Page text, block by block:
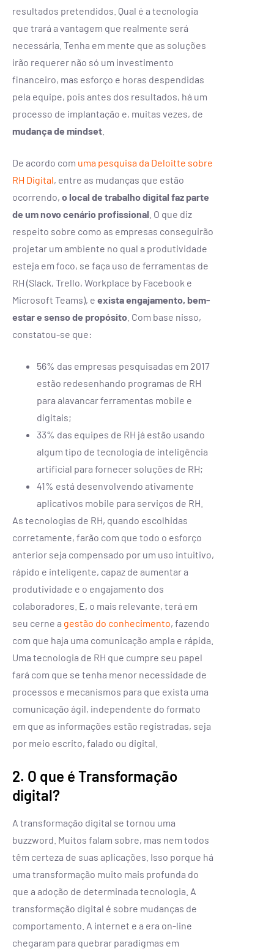
resultados pretendidos. Qual é a tecnologia
que trará a vantagem que realmente será
necessária. Tenha em mente que as soluções
irão requerer não só um investimento
financeiro, mas esforço e horas despendidas
pela equipe, pois antes dos resultados, há um
processo de implantação e, muitas vezes, de
mudança de mindset
De acordo com uma pesquisa da Deloitte sobre
RH Digital, entre as mudanças que estão
ocorrendo, o local de trabalho digital faz parte
de um novo cenário profissional . O que diz
respeito sobre como as empresas conseguirão
projetar um ambiente no qual a produtividade
esteja em foco, se faça uso de ferramentas de
RH (Slack, Trello, Workplace by Facebook e
Microsoft Teams), e exista engajamento, bem-
estar e senso de propósito . Com base nisso,
constatou-se que:
56% das empresas pesquisadas em 2017
estão redesenhando programas de RH
para alavancar ferramentas mobile e
digitais;
33% das equipes de RH já estão usando
algum tipo de tecnologia de inteligência
artificial para fornecer soluções de RH;
41% está desenvolvendo ativamente
aplicativos mobile para serviços de RH.
As tecnologias de RH, quando escolhidas
corretamente, farão com que todo o esforço
anterior seja compensado por um uso intuitivo,
rápido e inteligente, capaz de aumentar a
produtividade e o engajamento dos
colaboradores. E, o mais relevante, terá em
seu cerne a gestão do conhecimento, fazendo
com que haja uma comunicação ampla e rápida.
Uma tecnologia de RH que cumpre seu papel
fará com que se tenha menor necessidade de
processos e mecanismos para que exista uma
comunicação ágil, independente do formato
em que as informações estão registradas, seja
por meio escrito, falado ou digital.
2. O que é Transformação
digital?
A transformação digital se tornou uma
buzzword. Muitos falam sobre, mas nem todos
têm certeza de suas aplicações. Isso porque há
uma transformação muito mais profunda do
que a adoção de determinada tecnologia. A
transformação digital é sobre mudanças de
comportamento. A internet e a era on-line
chegaram para quebrar paradigmas em